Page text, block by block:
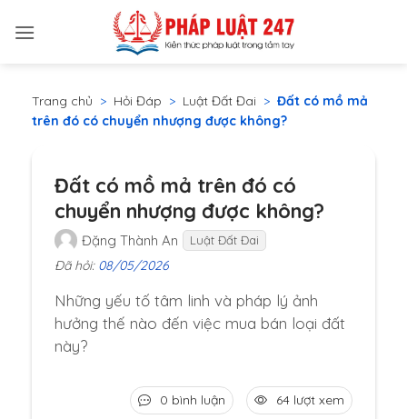
qua
Trang chủ > Hỏi Đáp > Luật Đất Đai > Đất có mồ mả
trên đó có chuyển nhượng được không?
Đất có mồ mả trên đó có
chuyển nhượng được không?
Đặng Thành An Luật Đất Đai
Đã hỏi: 08/05/2026
Những yếu tố tâm linh và pháp lý ảnh
hưởng thế nào đến việc mua bán loại đất
này?
0 bình luận 64 lượt xem